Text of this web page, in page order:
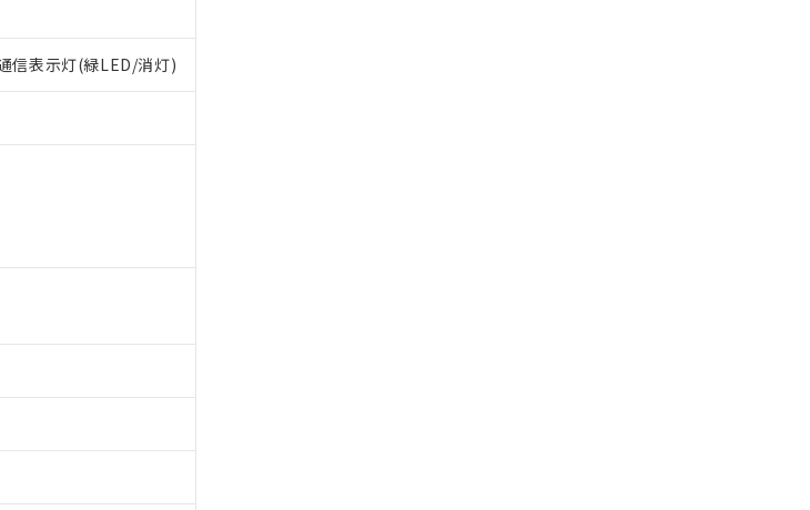
信表示灯(緑LED/消灯)
用ください。
ービスの対象外となる商品もあることをご了承ください。
している更新日時点での社内データに基づき作成されるも
および標準価格とは異なる場合があることをご了承くださ
お取引先、またはお客様担当のオムロン制御機器販売店・
の承諾なく第三者に漏洩または開示しないようお願いしま
）をご利用いただくには、I-Webメンバーズにご登録され
に対応した製品が提供可能な商品です。
対応した製品に切り替える予定のある商品です。
有に非対応の商品で、対応品を出す予定はありません。
のが、含有品と判明した場合などやむを得ず変更すること
以下、フタル酸ブチルベンジル（BBP） 1000ppm以下、フタル酸ジブチ
1000ppm以下
除外項目は除く。
な使用がないことを確認しています。
前後することがあります。
値以下であることを示します。
値を超えていることを示します。
: 100ppm、
) : 1000ppm、 PBDEs(ポリ臭化ジフェニルエーテル類) : 1000ppm、
ブチル) : 1000ppm、 BBP(フタル酸ブチルベンジル) : 1000ppm、
外部に漏えいし、環境に深刻な影響を及ぼさない年数を意
破砕するなど、違法に輸出されないよう必要な手段を講じ
学兵器、生物兵器またはその他武器並びにこれらの製造装
は、上記1、2および3の内容を当該第三者に通知します。
、お客様のお取引先、またはお客様担当のオムロン制御